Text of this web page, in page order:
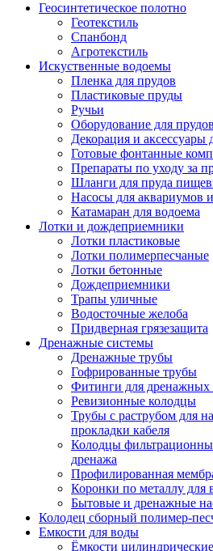
Геосинтетическое полотно
Геотекстиль
Спанбонд
Агротекстиль
Искуственные водоемы
Пленка для прудов
Пластиковые пруды
Ручьи
Оборудование для прудов
Декорация и аксессуары
Готовые фонтанные
Препараты по уходу за
Шланги для пруда
Насосы для аквариумов
Катамаран для водоема
Лотки и дождеприемники
Лотки пластиковые
Лотки полимерпесчаные
Лотки бетонные
Дождеприемники
Трапы уличные
Водосточные желоба
Придверная грязезащита
Дренажные системы
Дренажные трубы
Гофрированные трубы
Фитинги для дренажных
Ревизионные колодцы
Трубы с раструбом для
прокладки кабеля
Колодцы
дренажа
Профилированная
Коронки по металлу для
Бытовые и дренажные
Колодец сборный полимер-
Емкости для воды
Ёмкости